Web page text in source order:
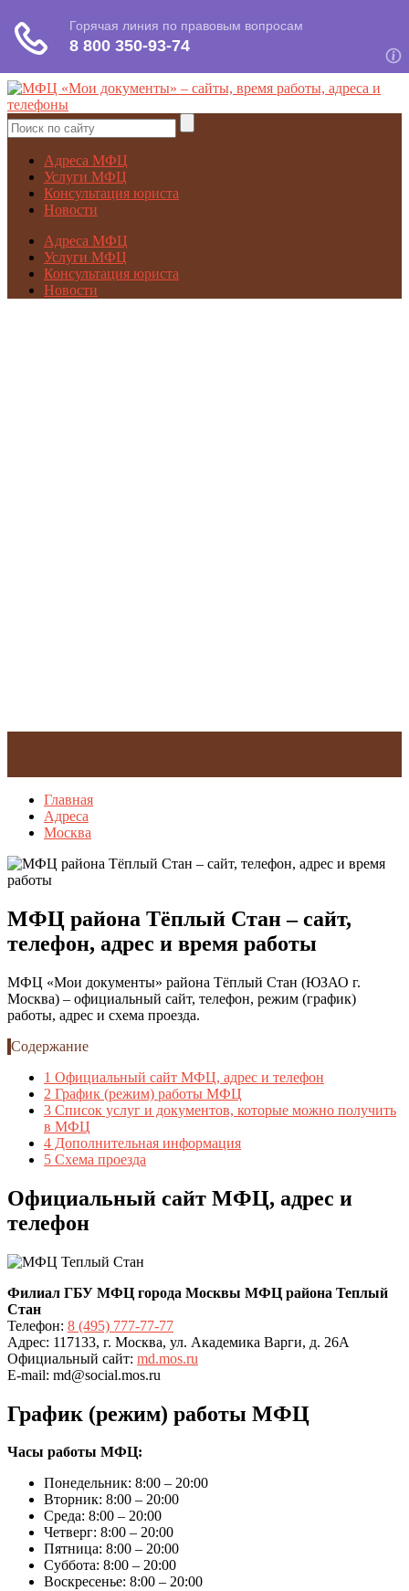
Адреса МФЦ
Услуги МФЦ
Консультация юриста
Новости
Адреса МФЦ
Услуги МФЦ
Консультация юриста
Новости
Главная
Адреса
Москва
МФЦ района Тёплый Стан – сайт,
телефон, адрес и время работы
МФЦ «Мои документы» района Тёплый Стан (ЮЗАО г.
Москва) – официальный сайт, телефон, режим (график)
работы, адрес и схема проезда.
Содержание
1 Официальный сайт МФЦ, адрес и телефон
2 График (режим) работы МФЦ
3 Список услуг и документов, которые можно получить
в МФЦ
4 Дополнительная информация
5 Схема проезда
Официальный сайт МФЦ, адрес и
телефон
Филиал ГБУ МФЦ города Москвы МФЦ района Теплый
Стан
Телефон: 8 (495) 777-77-77
Адрес: 117133, г. Москва, ул. Академика Варги, д. 26А
Официальный сайт: md.mos.ru
E-mail: md@social.mos.ru
График (режим) работы МФЦ
Часы работы МФЦ:
Понедельник: 8:00 – 20:00
Вторник: 8:00 – 20:00
Среда: 8:00 – 20:00
Четверг: 8:00 – 20:00
Пятница: 8:00 – 20:00
Суббота: 8:00 – 20:00
Воскресенье: 8:00 – 20:00